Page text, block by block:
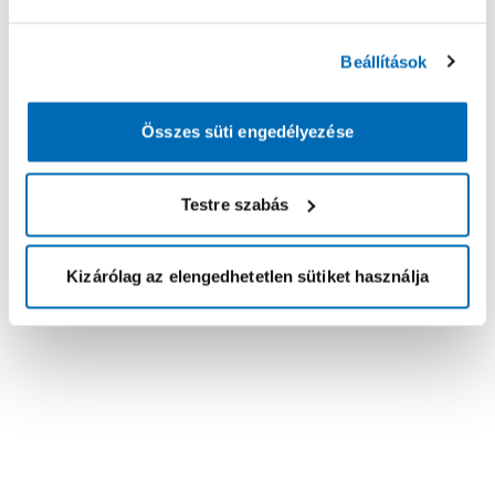
Beállítások
Összes süti engedélyezése
Testre szabás
Kizárólag az elengedhetetlen sütiket használja